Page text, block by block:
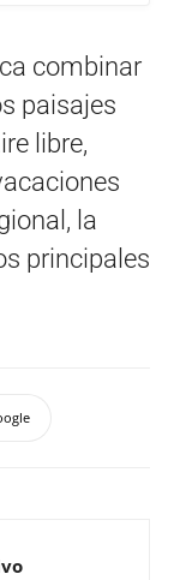
combinar
paisajes
libre,
la
principales